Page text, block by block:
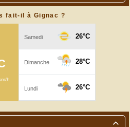
fait-il à Gignac ?
